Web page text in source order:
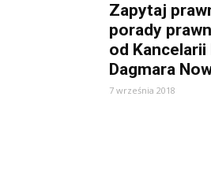
Zapytaj
porady
od Kancelarii
Dagmara
7 września 2018